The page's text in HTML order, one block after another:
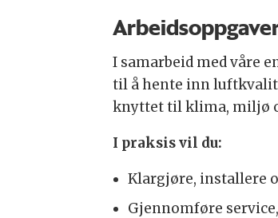
I samarbeid med våre
til å hente inn
knyttet til klima, miljø
I praksis vil du:
Klargjøre, installere
Gjennomføre